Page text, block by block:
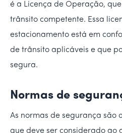
é a Licença de Operação,
trânsito competente. Essa
estacionamento está em
de trânsito aplicáveis e que
segura.
Normas de
As normas de segurança são
que deve ser considerado ao